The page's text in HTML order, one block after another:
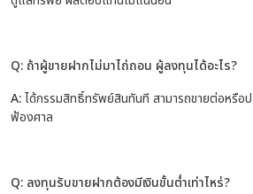
Q: ถ้าผู้ขายฝากไม่มาไถ่ถอน ผู้ลงทุนได้อะไร?
A:ได้กรรมสิทธิ์ทรัพย์สินทันที สามารถขายต่อหรือป
ฟ้องศาล
Q: ลงทุนรับขายฝากต้องมีเงินขั้นต่ำเท่าไหร่?